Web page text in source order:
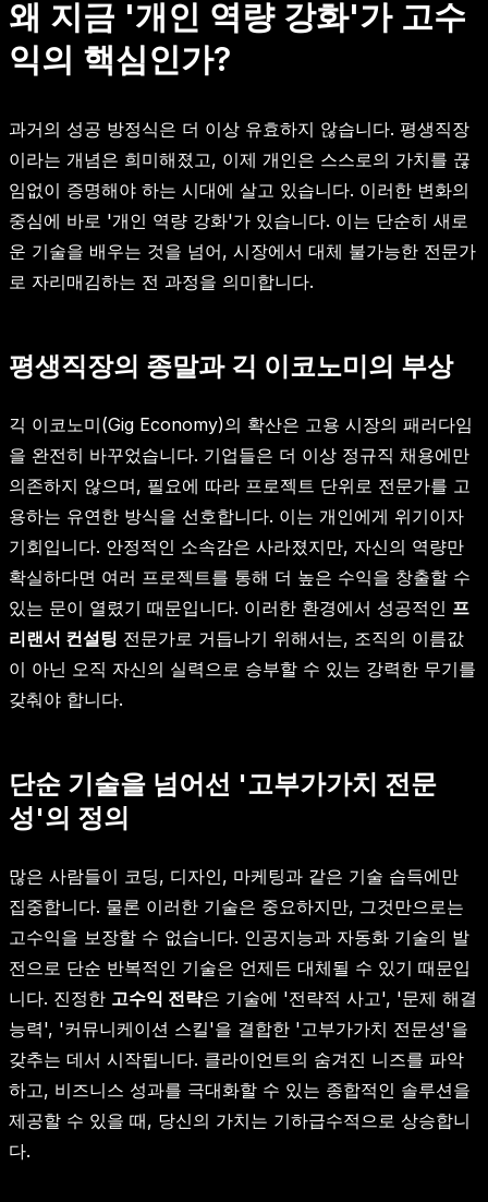
왜 지금 '개인 역량 강화'가 고수
익의 핵심인가?
과거의 성공 방정식은 더 이상 유효하지 않습니다. 평생직장
이라는 개념은 희미해졌고, 이제 개인은 스스로의 가치를 끊
임없이 증명해야 하는 시대에 살고 있습니다. 이러한 변화의
중심에 바로 '개인 역량 강화'가 있습니다. 이는 단순히 새로
운 기술을 배우는 것을 넘어, 시장에서 대체 불가능한 전문가
로 자리매김하는 전 과정을 의미합니다.
평생직장의 종말과 긱 이코노미의 부상
긱 이코노미(Gig Economy)의 확산은 고용 시장의 패러다임
을 완전히 바꾸었습니다. 기업들은 더 이상 정규직 채용에만
의존하지 않으며, 필요에 따라 프로젝트 단위로 전문가를 고
용하는 유연한 방식을 선호합니다. 이는 개인에게 위기이자
기회입니다. 안정적인 소속감은 사라졌지만, 자신의 역량만
확실하다면 여러 프로젝트를 통해 더 높은 수익을 창출할 수
있는 문이 열렸기 때문입니다. 이러한 환경에서 성공적인 프
리랜서 컨설팅 전문가로 거듭나기 위해서는, 조직의 이름값
이 아닌 오직 자신의 실력으로 승부할 수 있는 강력한 무기를
갖춰야 합니다.
단순 기술을 넘어선 '고부가가치 전문
성'의 정의
많은 사람들이 코딩, 디자인, 마케팅과 같은 기술 습득에만
집중합니다. 물론 이러한 기술은 중요하지만, 그것만으로는
고수익을 보장할 수 없습니다. 인공지능과 자동화 기술의 발
전으로 단순 반복적인 기술은 언제든 대체될 수 있기 때문입
니다. 진정한 고수익 전략은 기술에 '전략적 사고', '문제 해결
능력', '커뮤니케이션 스킬'을 결합한 '고부가가치 전문성'을
갖추는 데서 시작됩니다. 클라이언트의 숨겨진 니즈를 파악
하고, 비즈니스 성과를 극대화할 수 있는 종합적인 솔루션을
제공할 수 있을 때, 당신의 가치는 기하급수적으로 상승합니
다.